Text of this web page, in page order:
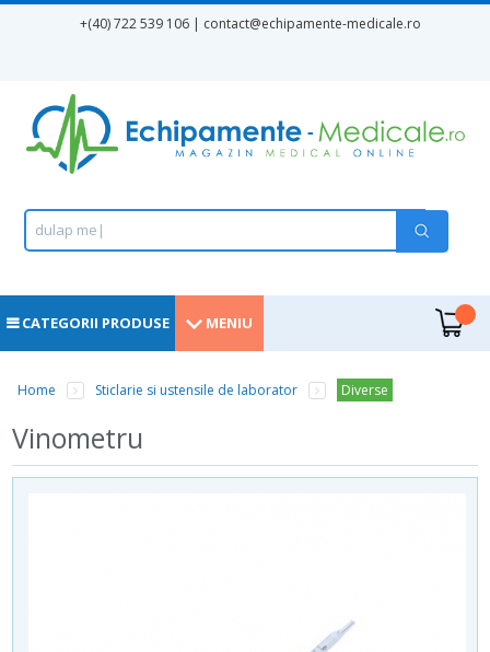
+(40) 722 539 106 | contact@echipamente-medicale.ro
Formular de căutare
Căutare
.dulap me d
MENIU
CATEGORII PRODUSE
Home Sticlarie si ustensile de laborator Diverse
Vinometru